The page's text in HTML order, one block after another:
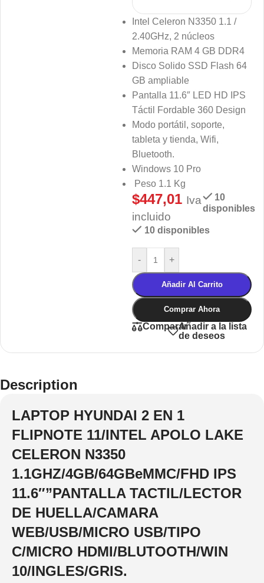
Intel Celeron N3350 1.1 /
2.40GHz, 2 núcleos
Memoria RAM 4 GB DDR4
Disco Solido SSD Flash 64
GB ampliable
Pantalla 11.6″ LED HD IPS
Táctil Fordable 360 Design
Modo portátil, soporte,
tableta y tienda, Wifi,
Bluetooth.
Windows 10 Pro
Peso 1.1 Kg
$447,01 Iva
incluido
10
disponibles
10 disponibles
- +
Añadir Al Carrito
Comprar Ahora
CompararAñadir a la lista
de deseos
Description
LAPTOP HYUNDAI 2 EN 1
FLIPNOTE 11/INTEL APOLO LAKE
CELERON N3350
1.1GHZ/4GB/64GBeMMC/FHD IPS
11.6″”PANTALLA TACTIL/LECTOR
DE HUELLA/CAMARA
WEB/USB/MICRO USB/TIPO
C/MICRO HDMI/BLUTOOTH/WIN
10/INGLES/GRIS.